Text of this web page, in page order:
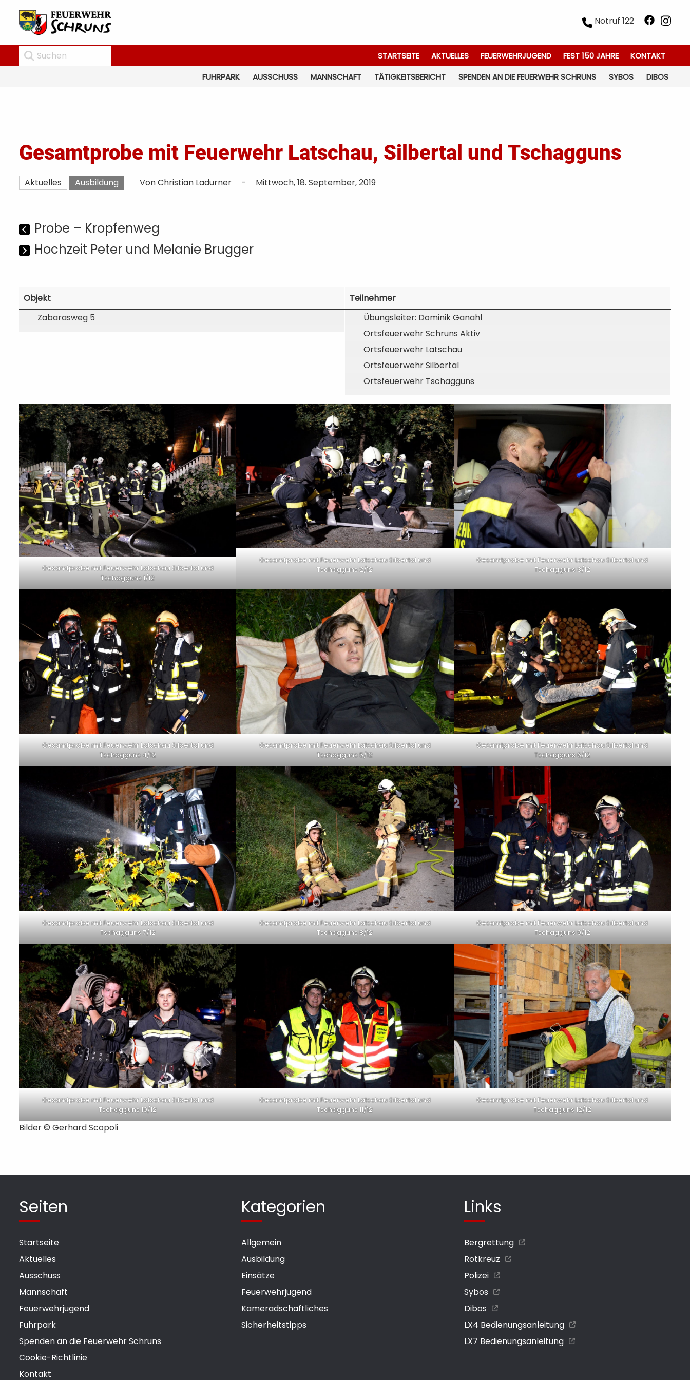
Notruf 122
STARTSEITE AKTUELLES FEUERWEHRJUGEND FEST 150 JAHRE
KONTAKT
FUHRPARK
AUSSCHUSS MANNSCHAFT TÄTIGKEITSBERICHT SPENDEN AN DIE FEUERWEHR SCHRUNS SYBOS DIBOS
Gesamtprobe mit Feuerwehr Latschau, Silbertal und Tschagguns
Aktuelles Ausbildung Von Christian Ladurner - Mittwoch, 18. September, 2019
Probe – Kropfenweg
Hochzeit Peter und Melanie Brugger
Objekt
Zabarasweg 5
Teilnehmer
Übungsleiter: Dominik Ganahl
Ortsfeuerwehr Schruns Aktiv
Ortsfeuerwehr Latschau
Ortsfeuerwehr Silbertal
Ortsfeuerwehr Tschagguns
Gesamtprobe mit Feuerwehr Latschau Silbertal und
Tschagguns 1/12
Gesamtprobe mit Feuerwehr Latschau Silbertal und
Tschagguns 2/12
Gesamtprobe mit Feuerwehr Latschau Silbertal und
Tschagguns 3/12
Gesamtprobe mit Feuerwehr Latschau Silbertal und
Tschagguns 4/12
Gesamtprobe mit Feuerwehr Latschau Silbertal und
Tschagguns 5/12
Gesamtprobe mit Feuerwehr Latschau Silbertal und
Tschagguns 6/12
Gesamtprobe mit Feuerwehr Latschau Silbertal und
Tschagguns 7/12
Gesamtprobe mit Feuerwehr Latschau Silbertal und
Tschagguns 8/12
Gesamtprobe mit Feuerwehr Latschau Silbertal und
Tschagguns 9/12
Gesamtprobe mit Feuerwehr Latschau Silbertal und
Tschagguns 10/12
Gesamtprobe mit Feuerwehr Latschau Silbertal und
Tschagguns 11/12
Gesamtprobe mit Feuerwehr Latschau Silbertal und
Tschagguns 12/12
Bilder © Gerhard Scopoli
Seiten
Startseite
Aktuelles
Ausschuss
Mannschaft
Feuerwehrjugend
Fuhrpark
Spenden an die Feuerwehr Schruns
Cookie-Richtlinie
Kontakt
Kategorien
Allgemein
Ausbildung
Einsätze
Feuerwehrjugend
Kameradschaftliches
Sicherheitstipps
Links
Bergrettung
Rotkreuz
Polizei
Sybos
Dibos
LX4 Bedienungsanleitung
LX7 Bedienungsanleitung